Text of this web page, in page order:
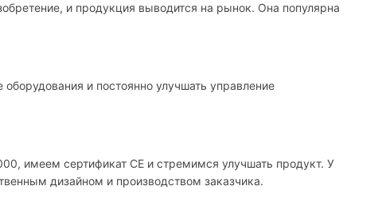
и продукция выводится на рынок. Она популярна
и постоянно улучшать управление
имеем сертификат CE и стремимся улучшать продукт. У
дизайном и производством заказчика.